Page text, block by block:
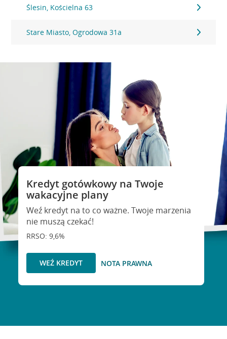
Ślesin, Kościelna 63
Stare Miasto, Ogrodowa 31a
Kredyt gotówkowy na Twoje
wakacyjne plany
Weź kredyt na to co ważne. Twoje marzenia
nie muszą czekać!
RRSO: 9,6%
WEŹ KREDYT NOTA PRAWNA